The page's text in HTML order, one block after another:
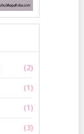
(2)
(1)
(1)
(3)